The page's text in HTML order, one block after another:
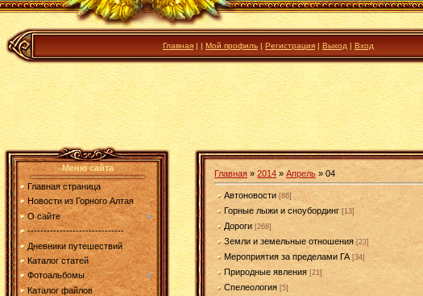
Главная | | Мой профиль | Регистрация | Выход | Вход
Меню сайта
Главная страница
Новости из Горного Алтая
О сайте
------------------------------
Дневники путешествий
Каталог статей
Фотоальбомы
Каталог файлов
Главная » 2014 » Апрель » 04
Автоновости [86]
Горные лыжи и сноубординг [13]
Дороги [268]
Земли и земельные отношения [23]
Мероприятия за пределами ГА [34]
Природные явления [21]
Спелеология [5]